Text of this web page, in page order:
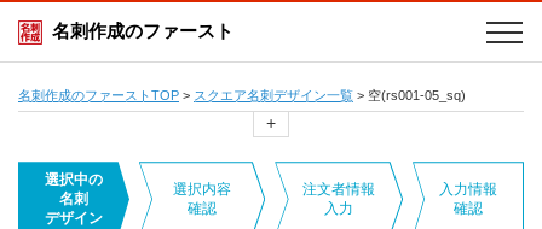
名刺作成のファースト
名刺作成のファーストTOP > スクエア名刺デザイン一覧 > 空(rs001-05_sq)
+
選択中の
名刺
デザイン
選択内容
確認
注文者情報
入力
入力情報
確認